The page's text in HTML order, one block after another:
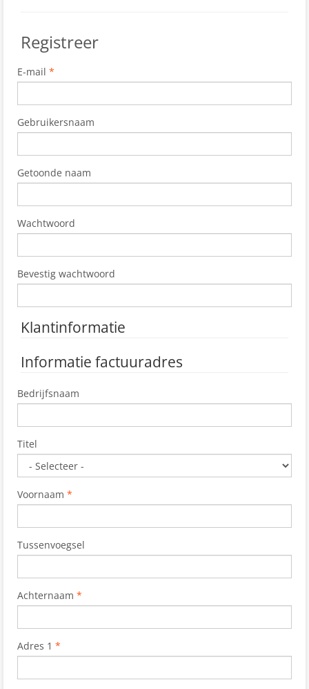
Registreer
E-mail *
Gebruikersnaam
Getoonde naam
Wachtwoord
Bevestig wachtwoord
Klantinformatie
Informatie factuuradres
Bedrijfsnaam
Titel
Voornaam *
Tussenvoegsel
Achternaam *
Adres 1 *